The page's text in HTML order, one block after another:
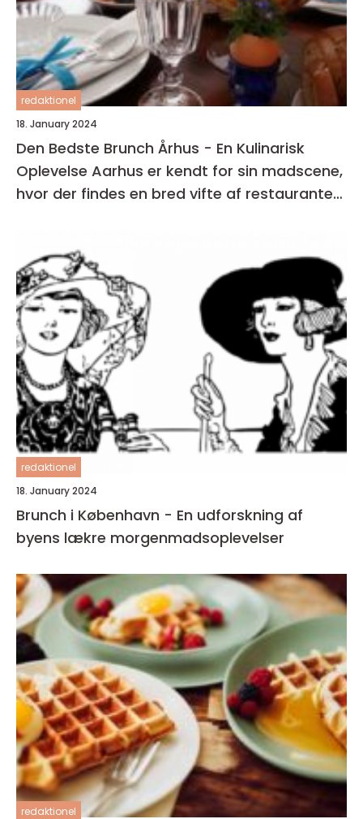
redaktionel
18. January 2024
Den Bedste Brunch Århus - En Kulinarisk
Oplevelse Aarhus er kendt for sin madscene,
hvor der findes en bred vifte af restauranter,
redaktionel
18. January 2024
Brunch i København - En udforskning af
byens lækre morgenmadsoplevelser
redaktionel